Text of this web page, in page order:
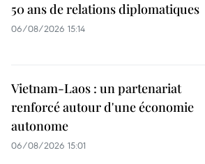
50 ans de relations diplomatiques
06/08/2026 15:14
Vietnam-Laos : un partenariat
renforcé autour d'une économie
autonome
06/08/2026 15:01